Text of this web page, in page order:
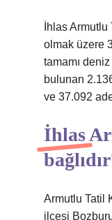
İhlas
olmak üzere
tamamı
bulunan
ve 37.092
İhlas
Armutlu Tatil
ilçesi